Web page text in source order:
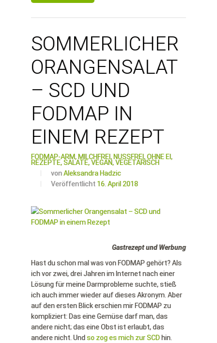
SOMMERLICHER
ORANGENSALAT
– SCD UND
FODMAP IN
EINEM REZEPT
FODMAP-ARM, MILCHFREI, NUSSFREI,OHNE EI,
REZEPTE,SALATE,VEGAN,VEGETARISCH
vonAleksandra Hadzic
Veröffentlicht 16. April 2018
Gastrezept und Werbung
Hast du schon mal was von FODMAP gehört? Als
ich vor zwei, drei Jahren im Internet nach einer
Lösung für meine Darmprobleme suchte, stieß
ich auch immer wieder auf dieses Akronym. Aber
auf den ersten Blick erschien mir FODMAP zu
kompliziert: Das eine Gemüse darf man, das
andere nicht; das eine Obst ist erlaubt, das
andere nicht. Und so zog es mich zur SCD hin.